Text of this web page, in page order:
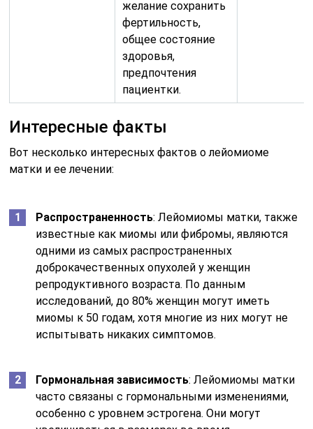
желание сохранить
фертильность,
общее состояние
здоровья,
предпочтения
пациентки.
Интересные факты
Вот несколько интересных фактов о лейомиоме
матки и ее лечении:
Распространенность: Лейомиомы матки, также
известные как миомы или фибромы, являются
одними из самых распространенных
доброкачественных опухолей у женщин
репродуктивного возраста. По данным
исследований, до 80% женщин могут иметь
миомы к 50 годам, хотя многие из них могут не
испытывать никаких симптомов.
Гормональная зависимость: Лейомиомы матки
часто связаны с гормональными изменениями,
особенно с уровнем эстрогена. Они могут